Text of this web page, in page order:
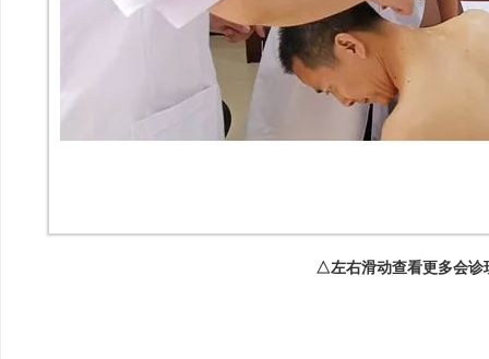
△左右滑动查看更多会诊